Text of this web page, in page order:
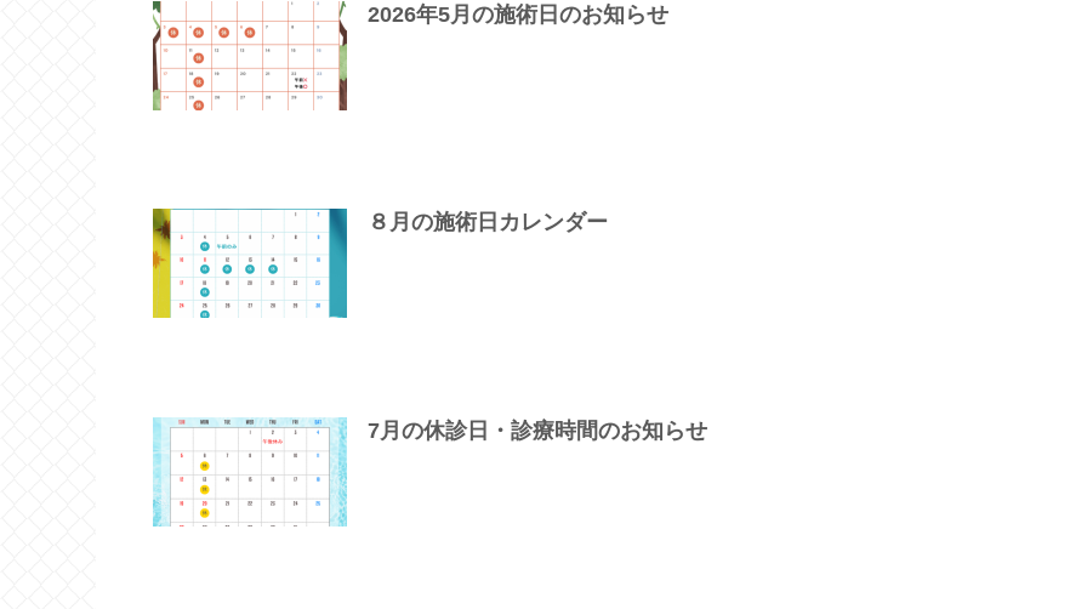
2026年5月の施術日のお知らせ
８月の施術日カレンダー
7月の休診日・診療時間のお知らせ